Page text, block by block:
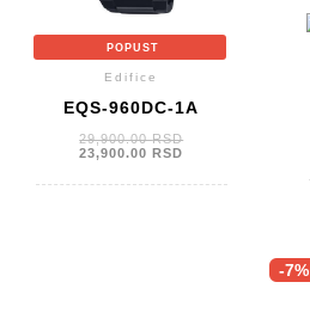
POPUST
Edifice
EQS-960DC-1A
29,900.00RSDOriginalna
23,900.00RSD
-7%